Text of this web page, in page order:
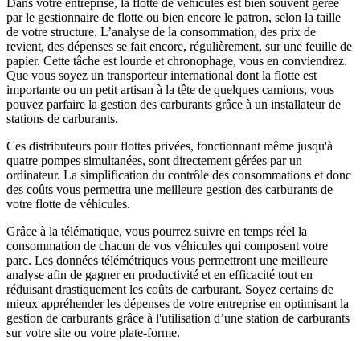
Dans votre entreprise, la flotte de véhicules est bien souvent gérée
par le gestionnaire de flotte ou bien encore le patron, selon la taille
de votre structure. L’analyse de la consommation, des prix de
revient, des dépenses se fait encore, régulièrement, sur une feuille de
papier. Cette tâche est lourde et chronophage, vous en conviendrez.
Que vous soyez un transporteur international dont la flotte est
importante ou un petit artisan à la tête de quelques camions, vous
pouvez parfaire la gestion des carburants grâce à un installateur de
stations de carburants.
Ces distributeurs pour flottes privées, fonctionnant même jusqu'à
quatre pompes simultanées, sont directement gérées par un
ordinateur. La simplification du contrôle des consommations et donc
des coûts vous permettra une meilleure gestion des carburants de
votre flotte de véhicules.
Grâce à la télématique, vous pourrez suivre en temps réel la
consommation de chacun de vos véhicules qui composent votre
parc. Les données télémétriques vous permettront une meilleure
analyse afin de gagner en productivité et en efficacité tout en
réduisant drastiquement les coûts de carburant. Soyez certains de
mieux appréhender les dépenses de votre entreprise en optimisant la
gestion de carburants grâce à l'utilisation d’une station de carburants
sur votre site ou votre plate-forme.